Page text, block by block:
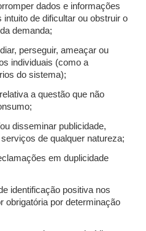
dados e informações
de dificultar ou obstruir o
demanda;
perseguir, ameaçar ou
individuais (como a
do sistema);
a questão que não
disseminar publicidade,
de qualquer natureza;
em duplicidade
identificação positiva nos
obrigatória por determinação